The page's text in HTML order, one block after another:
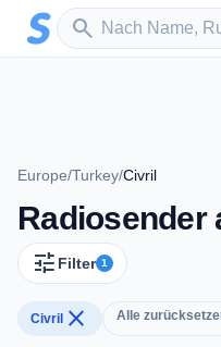
Zum Hauptinhalt springen
search
Sender suchen
Europe/Turkey/Civril
Radiosender
tune Filter 1
Civril close Alle